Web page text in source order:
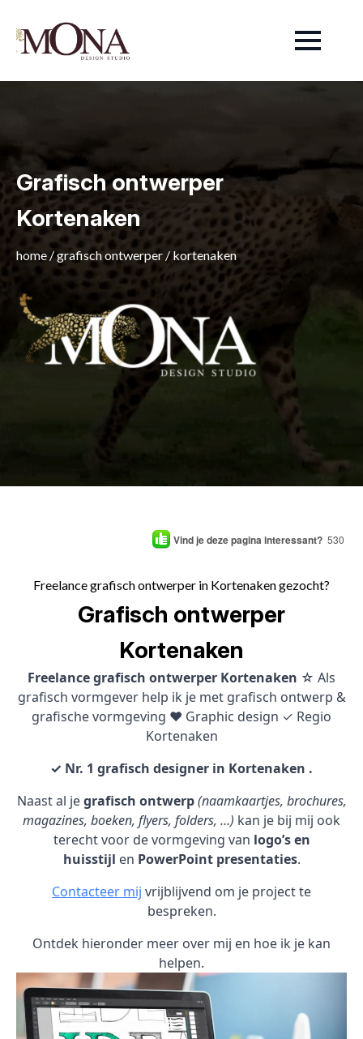
Grafisch ontwerper
Kortenaken
home /grafisch ontwerper / kortenaken
Vind je deze pagina interessant? 530
Freelance grafisch ontwerper in Kortenaken gezocht?
Grafisch ontwerper
Kortenaken
Freelance grafisch ontwerper Kortenaken ☆ Als
grafisch vormgever help ik je met grafisch ontwerp &
grafische vormgeving ♥ Graphic design ✓ Regio
Kortenaken
✓ Nr. 1 grafisch designer in Kortenaken .
Naast al jegrafisch ontwerp (naamkaartjes, brochures,
magazines, boeken, flyers, folders, …) kan je bij mij ook
terecht voor de vormgeving van logo’s en
huisstijl en PowerPoint presentaties.
Contacteer mij vrijblijvend om je project te
bespreken.
Ontdek hieronder meer over mij en hoe ik je kan
helpen.